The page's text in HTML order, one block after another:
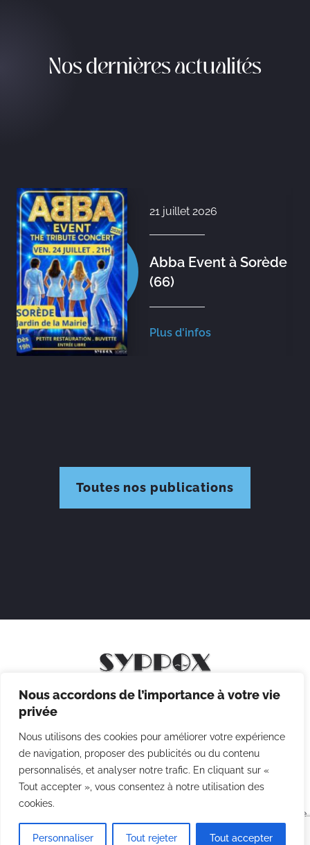
Nous accordons de l’importance à votre vie
privée
Nous utilisons des cookies pour améliorer votre expérience
de navigation, proposer des publicités ou du contenu
personnalisés, et analyser notre trafic. En cliquant sur «
Tout accepter », vous consentez à notre utilisation des
cookies.
Personnaliser Tout rejeter Tout accepter
Nos dernières actualités
21 juillet 2026
Abba Event à Sorède
(66)
Plus d'infos
Toutes nos publications
Mentions légales
Politique des cookies
CGV
Agence
Point Com